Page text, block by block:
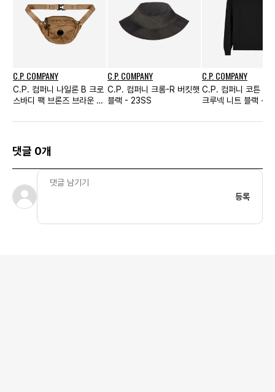
C.P. COMPANY
C.P. 컴퍼니 나일론 B 크로
스바디 팩 브론즈 브라운 -
C.P. COMPANY
C.P. 컴퍼니 크롬-R 버킷햇
블랙 - 23SS
C.P. COMPANY
C.P. 컴퍼니 코튼 크
크루넥 니트 블랙 -
댓글 0개
등록